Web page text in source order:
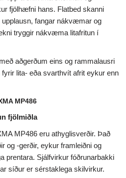
fjölhæfni hans. Flatbed skanni
upplausn, fangar nákvæmar og
tryggir nákvæma litafritun í
aðgerðum eins og rammalausri
lita- eða svarthvít afrit eykur enn
MP486
fjölmiðla
MP486 eru athyglisverðir. Það
og -gerðir, eykur framleiðni og
prentara. Sjálfvirkur fóðrunarbakki
síður er sérstaklega skilvirkur.